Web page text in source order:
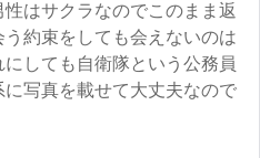
はサクラなのでこのまま返
約束をしても会えないのは
しても自衛隊という公務員
写真を載せて大丈夫なので